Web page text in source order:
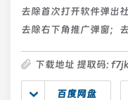
去除首次打开软件弹出
去除右下角推广弹窗；
下载地址 提取码:
百度网盘